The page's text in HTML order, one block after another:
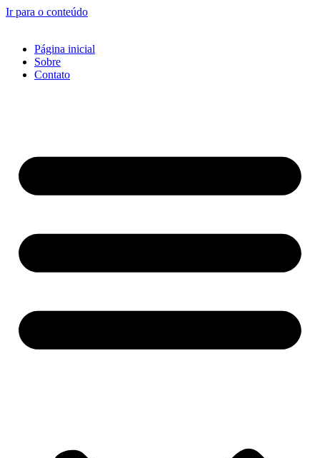
Ir para o conteúdo
Página inicial
Sobre
Contato